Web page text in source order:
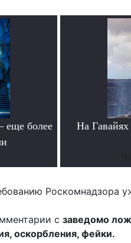
более
На
Роскомнадзора
с заведомо
оскорбления, фейки.